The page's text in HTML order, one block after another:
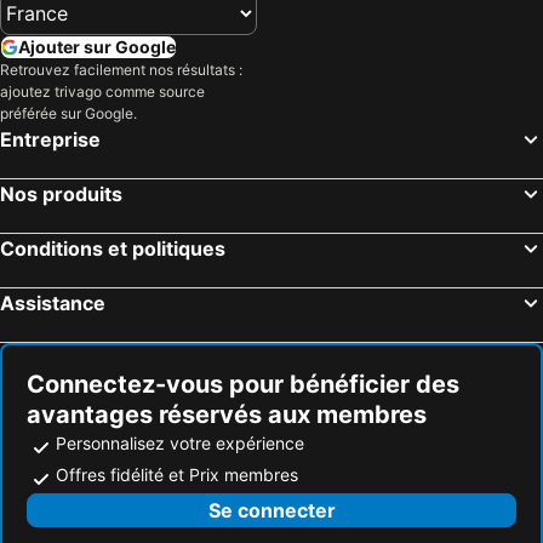
Melbourne, Victoria Hôtels
Brisbane, Queensland Hôtels
Perth, Australie-Occidentale Hôtels
Cairns, Queensland Hôtels
Ajouter sur Google
Retrouvez facilement nos résultats :
ajoutez trivago comme source
préférée sur Google.
Entreprise
Nos produits
Conditions et politiques
Assistance
Connectez-vous pour bénéficier des
avantages réservés aux membres
Personnalisez votre expérience
Offres fidélité et Prix membres
Se connecter